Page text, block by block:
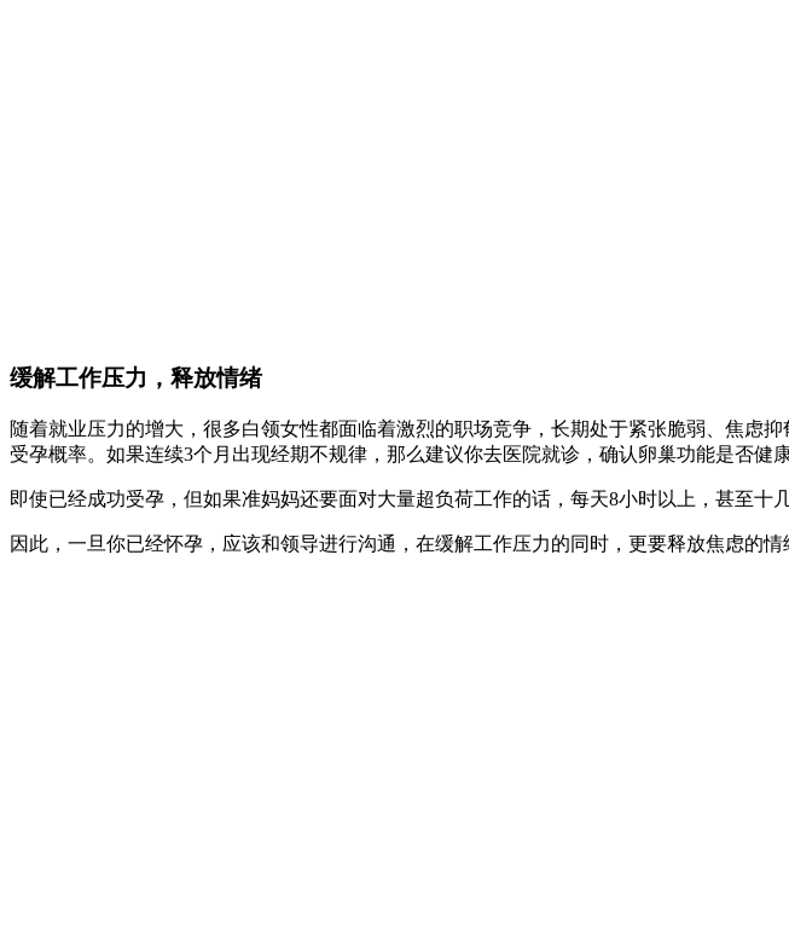
缓解工作压力，释放情绪
随着就业压力的增大，很多白领女性都面临着激烈的职场竞争，长期处于紧张脆弱、焦虑
受孕概率。如果连续3个月出现经期不规律，那么建议你去医院就诊，确认卵巢功能是否健康
即使已经成功受孕，但如果准妈妈还要面对大量超负荷工作的话，每天8小时以上，甚至
因此，一旦你已经怀孕，应该和领导进行沟通，在缓解工作压力的同时，更要释放焦虑的情